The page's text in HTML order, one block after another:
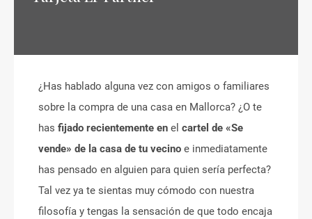
¿Has hablado alguna vez con amigos o familiares
sobre la compra de una casa en Mallorca? ¿O te
has fijado recientemente en el cartel de «Se
vende» de la casa de tu vecino e inmediatamente
has pensado en alguien para quien sería perfecta?
Tal vez ya te sientas muy cómodo con nuestra
filosofía y tengas la sensación de que todo encaja